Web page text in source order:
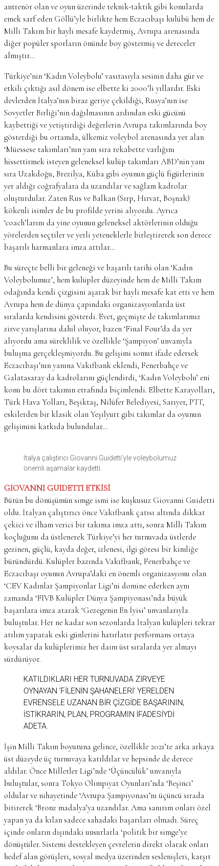
antrenör olan ve oyun üzerinde teknik-taktik gibi konularda
emek sarf eden Göllü’yle birlikte hem Eczacıbaşı kulübü hem de
Milli Takım bir hayli mesafe kaydetmiş, Avrupa arenasında
diğer popüler sporların önünde boy göstermiş ve dereceler
almıştır…
Türkiye’nin ‘Kadın Voleybolu’ vasıtasıyla sesinin daha gür ve
etkili çıktığı asıl dönem ise elbette ki 2000’li yıllardır. Eski
devlerden İtalya’nın biraz geriye çekildiği, Rusya’nın ise
Sovyetler Birliği’nin dağılmasının ardından eski gücünü
kaybettiği ve yetiştirdiği değerlerin Avrupa takımlarında boy
gösterdiği bu ortamda, ülkemiz voleybol arenasında yer alan
‘Müessese takımları’nın yanı sıra rekabette varlığını
hissettirmek isteyen geleneksel kulüp takımları ABD’nin yanı
sıra Uzakdoğu, Brezilya, Küba gibi oyunun güçlü figürlerinin
yer aldığı coğrafyalara da uzandılar ve sağlam kadrolar
oluşturdular. Zaten Rus ve Balkan (Sırp, Hırvat, Boşnak)
kökenli isimler de bu profilde yerini alıyordu. Ayrıca
‘coach’larını da yine oyunun geleneksel aktörlerinin olduğu
yörelerden seçtiler ve yerli yeteneklerle birleştirerek son derece
başarılı harmanlara imza attılar…
Bu süreçte belli bir geleneği ve başarılı tarihi olan ‘Kadın
Voleybolumuz’, hem kulüpler düzeyinde hem de Milli Takım
odağında kendi çizgisini aşarak bir hayli mesafe kat etti ve hem
Avrupa hem de dünya çapındaki organizasyonlarda üst
sıralarda kendisini gösterdi. Evet, geçmişte de takımlarımız
zirve yarışlarına dahil oluyor, bazen ‘Final Four’da da yer
alıyordu ama süreklilik ve özellikle ‘Şampiyon’ unvanıyla
buluşma gerçekleşmiyordu. Bu gelişimi somut ifade edersek
Eczacıbaşı’nın yanına Vakıfbank eklendi, Fenerbahçe ve
Galatasaray da kadrolarını güçlendirdi, ‘Kadın Voleybolu’ eni
konu bu dört takımın etrafında biçimlendi. Elbette Karayolları,
Türk Hava Yolları, Beşiktaş, Nilüfer Belediyesi, Sarıyer, PTT,
eskilerden bir klasik olan Yeşilyurt gibi takımlar da oyunun
gelişimini katkıda bulundular…
İtalya çalıştırıcı Giovanni Guidetti’yle voleybolumuz
önemli aşamalar kaydetti.
GIOVANNI GUIDETTI ETKİSİ
Bütün bu dönüşümün simge ismi ise kuşkusuz Giovanni Guidetti
oldu. İtalyan çalıştırıcı önce Vakıfbank çatısı altında dikkat
çekici ve ilham verici bir takıma imza attı, sonra Milli Takım
koçluğunu da üstlenerek Türkiye’yi her turnuvada üstlerde
gezinen, güçlü, kayda değer, izlenesi, ilgi göresi bir kimliğe
büründürdü. Kulüpler bazında Vakıfbank, Fenerbahçe ve
Eczacıbaşı oyunun Avrupa’daki en önemli organizasyonu olan
‘CEV Kadınlar Şampiyonlar Ligi’ni domine ederken aynı
zamanda ‘FIVB Kulüpler Dünya Şampiyonası’nda büyük
başarılara imza atarak ‘Gezegenin En İyisi’ unvanlarıyla
buluştular. Her ne kadar son sezonlarda İtalyan kulüpleri tekrar
atılım yaparak eski günlerini hatırlatır performans ortaya
koysalar da kulüplerimiz her daim üst sıralarda yer almayı
sürdürüyor.
KATILDIKLARI HER TURNUVADA ZIRVEYE
OYNAYAN ‘FILENIN ŞAHANELERI’ YERELDEN
EVRENSELE UZANAN BIR ÇIZGIDE BAŞARININ,
İSTİKRARIN, PLAN, PROGRAMIN IFADESIYDI
ADETA.
İşin Milli Takım boyutuna gelince, özellikle 2021’te arka arkaya
üst düzeyde üç turnuvaya katıldılar ve hepsinde de derece
aldılar. Önce Milletler Ligi’nde ‘Üçüncülük’ unvanıyla
buluştular, sonra Tokyo Olimpiyat Oyunları’nda ‘Beşinci’
oldular ve nihayetinde ‘Avrupa Şampiyonası’nı üçüncü sırada
bitirerek ‘Bronz madalya’ya uzandılar. Ama sanırım onları özel
yapan ya da kılan sadece sahadaki başarıları olmadı. Süreç
içinde onların dışındaki unsurlarla ‘politik bir simge’ye
dönüştüler. Sistemi destekleyen çevrelerin direkt olarak onları
hedef alan görüşleri, sosyal medya üzerinden seslenişleri, karşıt